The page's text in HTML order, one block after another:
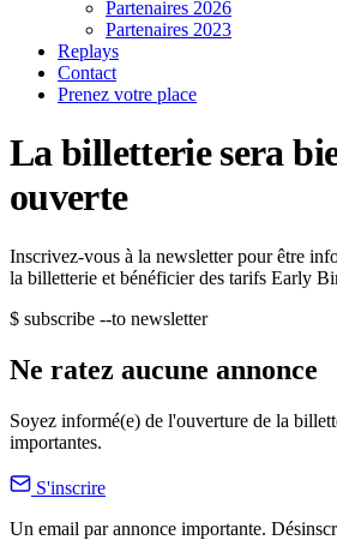
Partenaires 2026
Partenaires 2023
Replays
Contact
Prenez votre place
La billetterie sera
ouverte
Inscrivez-vous à la newsletter pour être
la billetterie et bénéficier des tarifs Early
$ subscribe --to newsletter
Ne ratez aucune annonce
Soyez informé(e) de l'ouverture de la
importantes.
S'inscrire
Un email par annonce importante.